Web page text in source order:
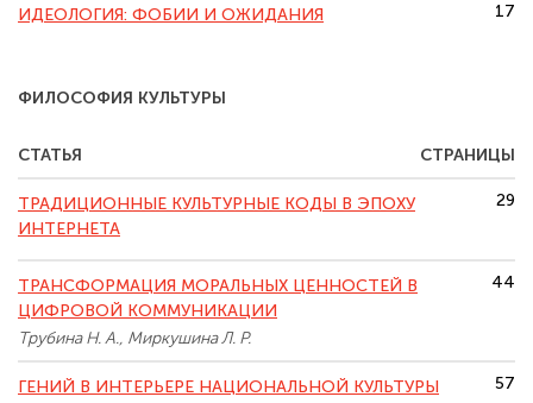
ИДЕОЛОГИЯ: ФОБИИ И ОЖИДАНИЯ 17
ФИЛОСОФИЯ КУЛЬТУРЫ
СТАТЬЯ СТРАНИЦЫ
ТРАДИЦИОННЫЕ КУЛЬТУРНЫЕ КОДЫ В ЭПОХУ
ИНТЕРНЕТА
29
ТРАНСФОРМАЦИЯ МОРАЛЬНЫХ ЦЕННОСТЕЙ В
ЦИФРОВОЙ КОММУНИКАЦИИ
Трубина Н. А., Миркушина Л. Р.
44
ГЕНИЙ В ИНТЕРЬЕРЕ НАЦИОНАЛЬНОЙ КУЛЬТУРЫ
57